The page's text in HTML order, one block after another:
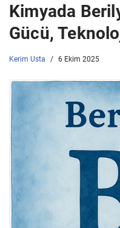
Kimyada
Gücü,
Kerim Usta 6 Ekim 2025